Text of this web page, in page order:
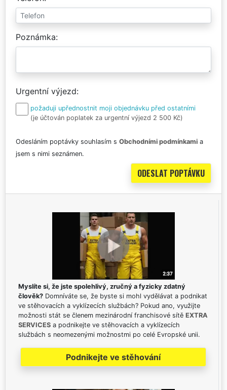
Poznámka
Urgentní výjezd
požaduji upřednostnit moji objednávku před ostatními
(je účtován poplatek za urgentní výjezd 2 500 Kč)
Odesláním poptávky souhlasím s Obchodními podmínkami a
jsem s nimi seznámen.
Myslíte si, že jste spolehlivý, zručný a fyzicky zdatný
člověk? Domníváte se, že byste si mohl vydělávat a podnikat
ve stěhovacích a vyklízecích službách? Pokud ano, využijte
možnosti stát se členem mezinárodní franchisové sítě EXTRA
SERVICES a podnikejte ve stěhovacích a vyklízecích
službách s neomezenými možnostmi po celé Evropské unii.
Podnikejte ve stěhování